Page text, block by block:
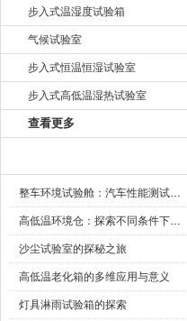
步入式温湿度试验箱
气候试验室
步入式恒温恒湿试验室
步入式高低温湿热试验室
查看更多
整车环境试验舱：汽车性能测试的设备
高低温环境仓：探索不同条件下的科学奥秘
沙尘试验室的探秘之旅
高低温老化箱的多维应用与意义
灯具淋雨试验箱的探索